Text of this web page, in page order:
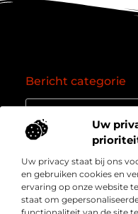
Uw
Uw privacy staat bij ons
en gebruiken cookies en
ervaring op onze website
staat om
Over
Bedrijf
” Jouw bron voor
Laat je meenemen in
Onze informatie
Bericht categorie